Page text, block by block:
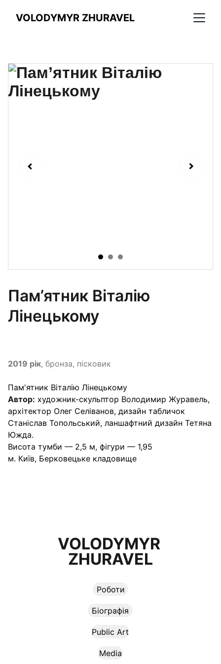
VOLODYMYR ZHURAVEL
Пам’ятник Віталію
Лінецькому
2019 рік, бронза, пісковик
Пам'ятник Віталію Лінецькому
Автор: художник-скульптор Володимир Журавель,
архітектор Олег Селіванов, дизайн табличок
Станіслав Топольський, ланшафтний дизайн Тетяна
Южда.
Висота тумби — 2,5 м, фігури — 1,95
м. Київ, Берковецьке кладовище
VOLODYMYR
ZHURAVEL
Роботи
Біографія
Public Art
Media